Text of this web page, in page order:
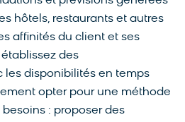
hôtels, restaurants et autres
affinités du client et ses
des
les disponibilités en temps
opter pour une méthode
: proposer des